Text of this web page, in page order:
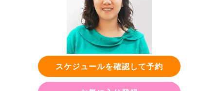
スケジュールを確認して予約